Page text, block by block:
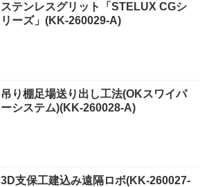
ステンレスグリット「STELUX CGシ
リーズ」(KK-260029-A)
吊り棚足場送り出し工法(OKスワイパ
ーシステム)(KK-260028-A)
3D支保工建込み遠隔ロボ(KK-260027-